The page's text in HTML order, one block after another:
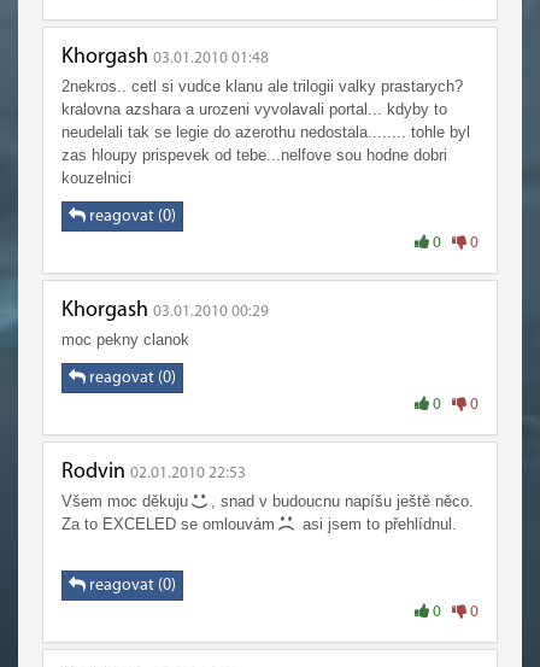
Khorgash 03.01.2010 01:48
2nekros.. cetl si vudce klanu ale trilogii valky prastarych?
kralovna azshara a urozeni vyvolavali portal... kdyby to
neudelali tak se legie do azerothu nedostala........ tohle byl
zas hloupy prispevek od tebe...nelfove sou hodne dobri
kouzelnici
reagovat (0)
0 0
Khorgash 03.01.2010 00:29
moc pekny clanok
reagovat (0)
0 0
Rodvin 02.01.2010 22:53
Všem moc děkuju
, snad v budoucnu napíšu ještě něco.
Za to EXCELED se omlouvám
asi jsem to přehlídnul.
reagovat (0)
0 0